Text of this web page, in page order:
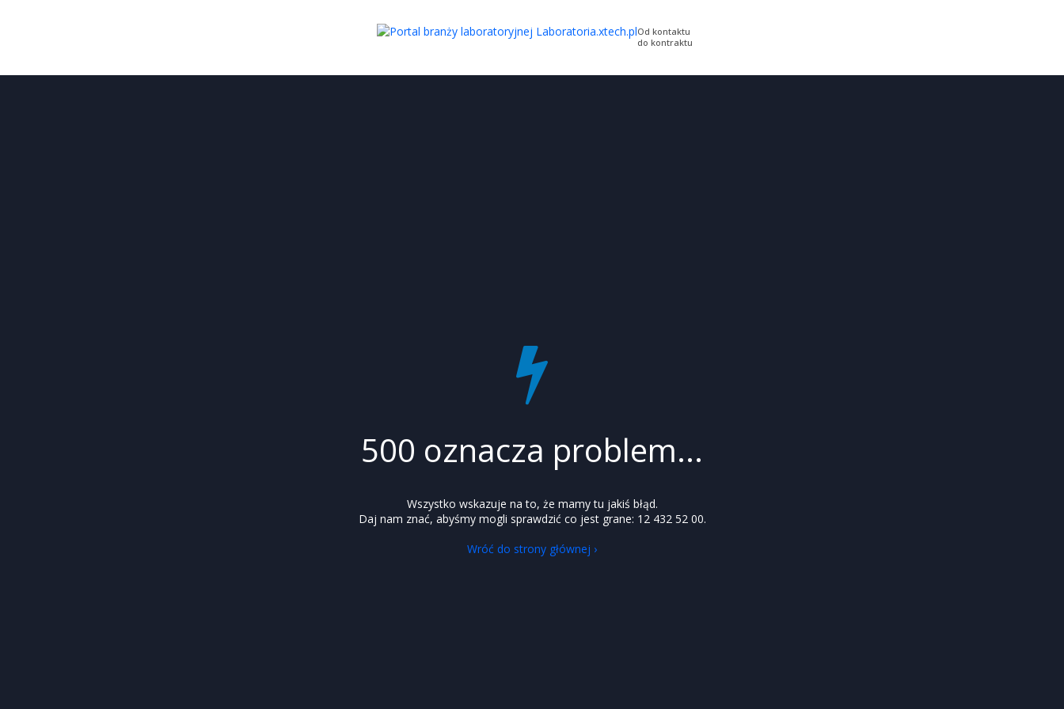
Od kontaktu
do kontraktu
500 oznacza problem...
Wszystko wskazuje na to, że mamy tu jakiś błąd.
Daj nam znać, abyśmy mogli sprawdzić co jest grane: 12 432 52 00.
Wróć do strony głównej ›